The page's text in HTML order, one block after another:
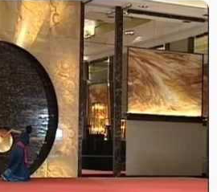
煌场面让低年级的他无限向往，偶尔也会动
好几年了，偶尔自己会偷偷想，说不定我就
，想出名了会怎么怎么样的事情。"高考之
不是要考状元之类的，虽然一直谦虚的应付
句话说，有梦想才会有未
，当状元桂冠真正切切的收入囊中的时候，
的浮景终于变成了现实，他无限感叹说：当
家都叫我"年轻人" 说高鹏
时间，高鹏上学属于比较早的那种，入学比
教育制度，上初中之后，他总比同班同学小
的个头，但高鹏的
机，没有世故，从开头的小笑话就可见一
同学们照顾的对象，"我有时候老犯傻，同学
来，尤其是一些暗示性的话要半天才能明
同学们的时候，高鹏笑容格外灿烂，看来他